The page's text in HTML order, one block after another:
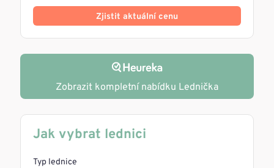
Zjistit aktuální cenu
Zobrazit kompletní nabídku Lednička
Jak vybrat lednici
Typ lednice